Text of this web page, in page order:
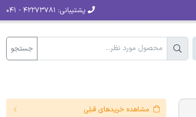
پشتیبانی:
جستجو
مشاهده خریدهای قبلی